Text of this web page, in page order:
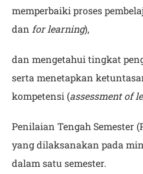
memperbaiki proses
dan for learning),
dan mengetahui tingkat
serta menetapkan
kompetensi (assessment of
Penilaian Tengah Semester
yang dilaksanakan pada
dalam satu semester.